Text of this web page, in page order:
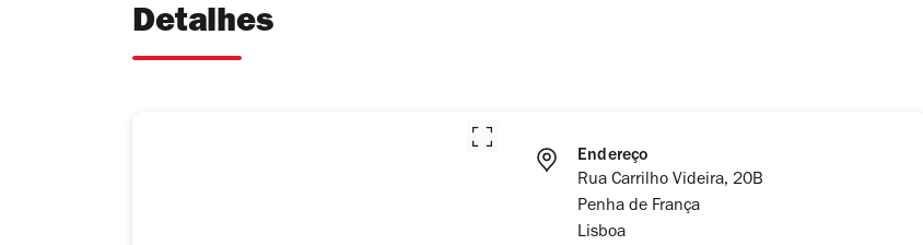
Detalhes
Endereço
Rua Carrilho Videira, 20B
Penha de França
Lisboa